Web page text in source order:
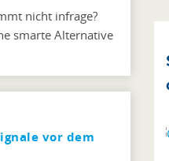
nicht infrage?
smarte Alternative
vor dem